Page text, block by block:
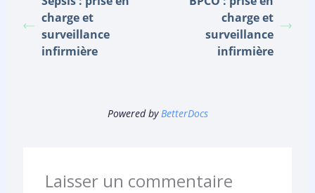
charge et
surveillance
infirmière
charge et
surveillance
infirmière
Powered by BetterDocs
Laisser un commentaire